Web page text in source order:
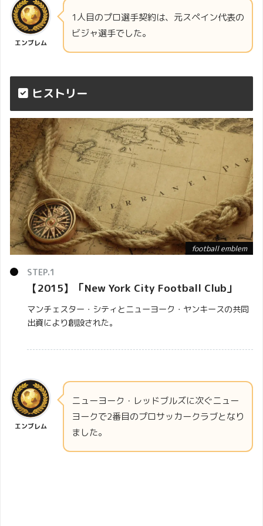
エンブレム
1人目のプロ選手契約は、元スペイン代表の
ビジャ選手でした。
ヒストリー
football emblem
【2015】「New York City Football Club」
マンチェスター・シティとニューヨーク・ヤンキースの共同
出資により創設された。
エンブレム
ニューヨーク・レッドブルズに次ぐニュー
ヨークで2番目のプロサッカークラブとなり
ました。